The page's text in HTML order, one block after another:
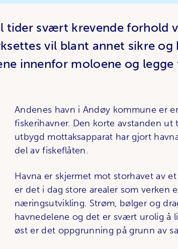
tider svært krevende forhold
vil blant annet sikre
innenfor moloene og
Andenes havn i Andøy kommune er
fiskerihavner. Den korte avstanden
utbygd mottaksapparat har gjort
del av fiskeflåten.
Havna er skjermet mot storhavet av
er det i dag store arealer som verken
næringsutvikling. Strøm, bølger og
havnedelene og det er svært urolig å
øst er det oppgrunning på grunn av